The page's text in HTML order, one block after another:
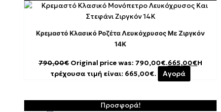
Κρεμαστό Κλασικό Ροζέτα Λευκόχρυσος Με Ζιργκόν
14K
790,00€ Original price was: 790,00€.665,00€Η
τρέχουσα τιμή είναι: 665,00€.
Αγορά
Προσφορά!